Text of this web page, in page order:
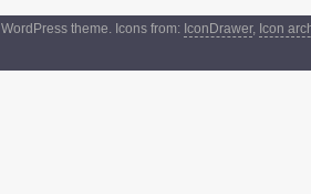
WordPress theme. Icons from: IconDrawer, Icon